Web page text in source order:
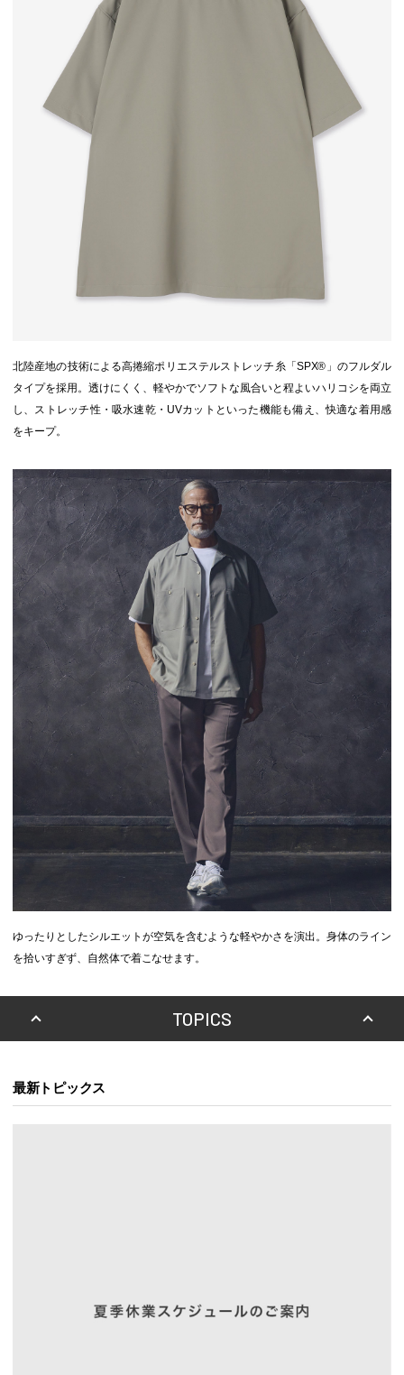
北陸産地の技術による高捲縮ポリエステルストレッチ糸「SPX®」のフルダル
タイプを採用。透けにくく、軽やかでソフトな風合いと程よいハリコシを両立
し、ストレッチ性・吸水速乾・UVカットといった機能も備え、快適な着用感
をキープ。
ゆったりとしたシルエットが空気を含むような軽やかさを演出。身体のライン
を拾いすぎず、自然体で着こなせます。
TOPICS
最新トピックス